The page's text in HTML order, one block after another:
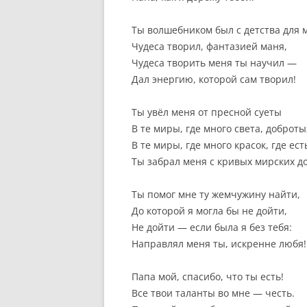
Ты волшебником был с детства для
Чудеса творил, фантазией маня,
Чудеса творить меня ты научил —
Дал энергию, которой сам творил!
Ты увёл меня от пресной суеты
В те миры, где много света,
В те миры, где много красок, где
Ты забрал меня с кривых мирских
Ты помог мне ту жемчужину найти,
До которой я могла бы не дойти,
Не дойти — если была я без тебя:
Направлял меня ты, искренне любя!
Папа мой, спасибо, что ты есть!
Все твои таланты во мне — честь.